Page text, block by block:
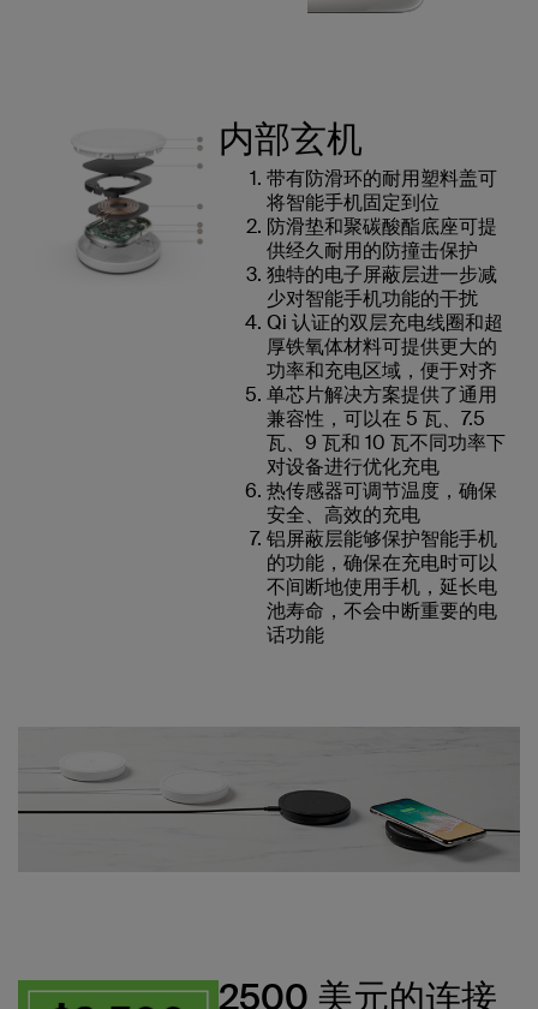
内部玄机
带有防滑环的耐用塑料盖可
将智能手机固定到位
防滑垫和聚碳酸酯底座可提
供经久耐用的防撞击保护
独特的电子屏蔽层进一步减
少对智能手机功能的干扰
Qi 认证的双层充电线圈和超
厚铁氧体材料可提供更大的
功率和充电区域，便于对齐
单芯片解决方案提供了通用
兼容性，可以在 5 瓦、7.5
瓦、9 瓦和 10 瓦不同功率下
对设备进行优化充电
热传感器可调节温度，确保
安全、高效的充电
铝屏蔽层能够保护智能手机
的功能，确保在充电时可以
不间断地使用手机，延长电
池寿命，不会中断重要的电
话功能
2500 美元的连接